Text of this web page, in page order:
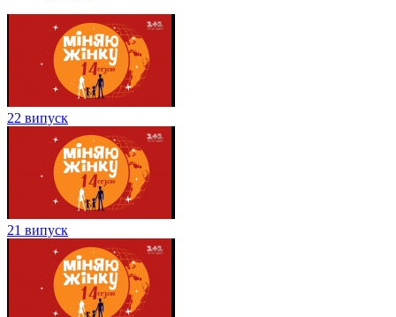
22 випуск
21 випуск